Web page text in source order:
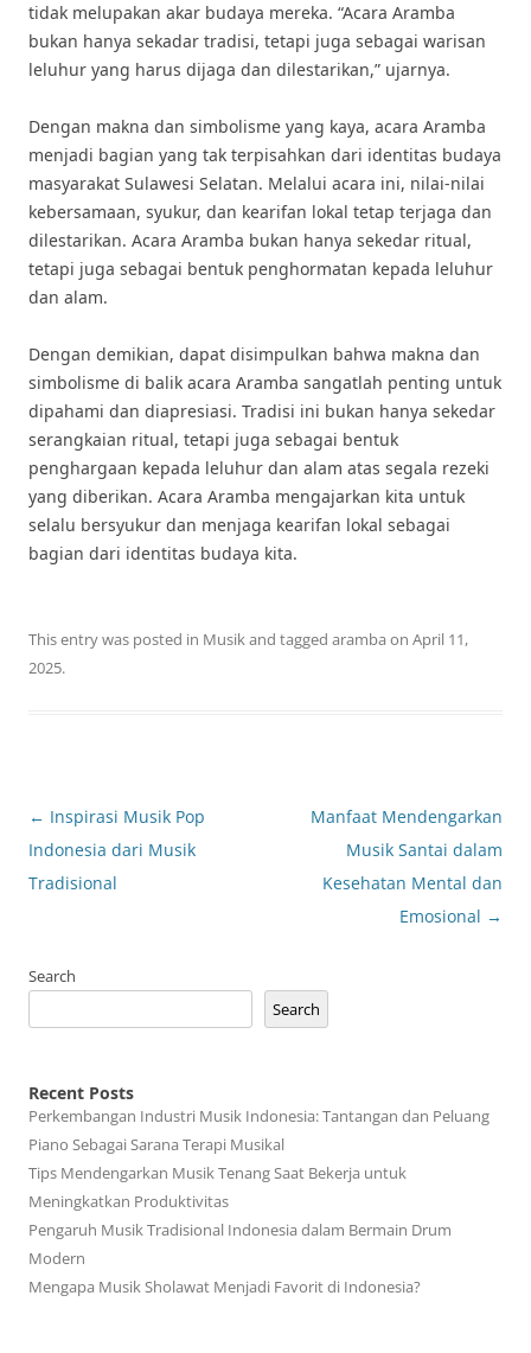
tidak melupakan akar budaya mereka. “Acara Aramba
bukan hanya sekadar tradisi, tetapi juga sebagai warisan
leluhur yang harus dijaga dan dilestarikan,” ujarnya.
Dengan makna dan simbolisme yang kaya, acara Aramba
menjadi bagian yang tak terpisahkan dari identitas budaya
masyarakat Sulawesi Selatan. Melalui acara ini, nilai-nilai
kebersamaan, syukur, dan kearifan lokal tetap terjaga dan
dilestarikan. Acara Aramba bukan hanya sekedar ritual,
tetapi juga sebagai bentuk penghormatan kepada leluhur
dan alam.
Dengan demikian, dapat disimpulkan bahwa makna dan
simbolisme di balik acara Aramba sangatlah penting untuk
dipahami dan diapresiasi. Tradisi ini bukan hanya sekedar
serangkaian ritual, tetapi juga sebagai bentuk
penghargaan kepada leluhur dan alam atas segala rezeki
yang diberikan. Acara Aramba mengajarkan kita untuk
selalu bersyukur dan menjaga kearifan lokal sebagai
bagian dari identitas budaya kita.
This entry was posted in Musikand tagged aramba on April 11,
2025.
Post
navigation
← Inspirasi Musik Pop
Indonesia dari Musik
Tradisional
Manfaat Mendengarkan
Musik Santai dalam
Kesehatan Mental dan
Emosional →
Search
Search
Recent Posts
Perkembangan Industri Musik Indonesia: Tantangan dan Peluang
Piano Sebagai Sarana Terapi Musikal
Tips Mendengarkan Musik Tenang Saat Bekerja untuk
Meningkatkan Produktivitas
Pengaruh Musik Tradisional Indonesia dalam Bermain Drum
Modern
Mengapa Musik Sholawat Menjadi Favorit di Indonesia?